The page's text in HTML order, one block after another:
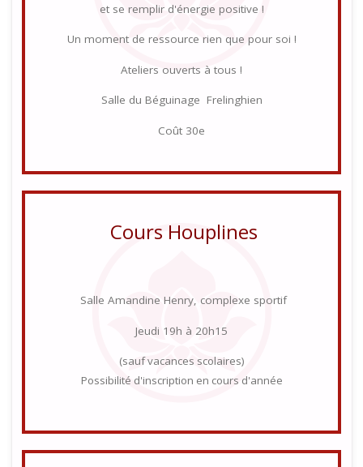
et se remplir d'énergie positive !
Un moment de ressource rien que pour soi !
Ateliers ouverts à tous !
Salle du Béguinage Frelinghien
Coût 30e
Cours Houplines
Salle Amandine Henry, complexe sportif
Jeudi 19h à 20h15
(sauf vacances scolaires)
Possibilité d'inscription en cours d'année